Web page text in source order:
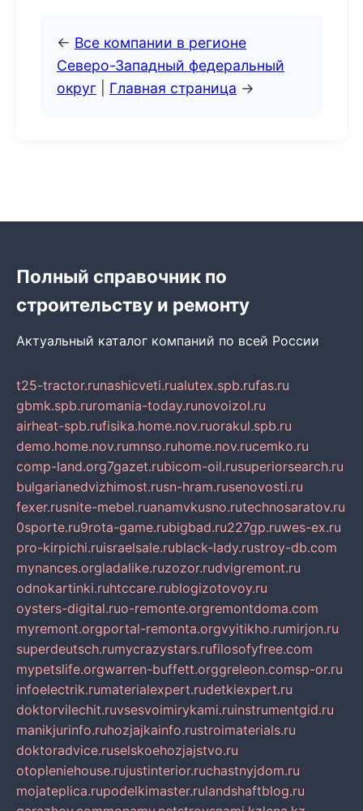
← Все компании в регионе
Северо-Западный федеральный
округ
Главная страница →
Полный справочник по
строительству и ремонту
Актуальный каталог компаний по всей России
t25-tractor.runashicveti.rualutex.spb.rufas.ru
gbmk.spb.ruromania-today.runovoizol.ru
airheat-spb.rufisika.home.nov.ruorakul.spb.ru
demo.home.nov.rumnso.ruhome.nov.rucemko.ru
comp-land.org7gazet.rubicom-oil.rusuperiorsearch.ru
bulgarianedvizhimost.rusn-hram.rusenovosti.ru
fexer.rusnite-mebel.ruanamvkusno.rutechnosaratov.ru
0sporte.ru9rota-game.rubigbad.ru227gp.ruwes-ex.ru
pro-kirpichi.ruisraelsale.rublack-lady.rustroy-db.com
mynances.orgladalike.ruzozor.rudvigremont.ru
odnokartinki.ruhtccare.rublogizotovoy.ru
oysters-digital.ruo-remonte.orgremontdoma.com
myremont.orgportal-remonta.orgvyitikho.rumirjon.ru
superdeutsch.rumycrazystars.rufilosofyfree.com
mypetslife.orgwarren-buffett.orggreleon.comsp-or.ru
infoelectrik.rumaterialexpert.rudetkiexpert.ru
doktorvilechit.ruvsesvoimirykami.ruinstrumentgid.ru
manikjurinfo.ruhozjajkainfo.rustroimaterials.ru
doktoradvice.ruselskoehozjajstvo.ru
otopleniehouse.rujustinterior.ruchastnyjdom.ru
mojateplica.rupodelkimaster.rulandshaftblog.ru